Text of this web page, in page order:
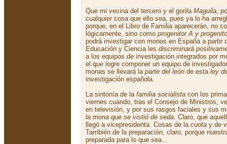
Que mi vecina del tercero y el gorila Maguila,
cualquier cosa que ello sea, pues ya lo ha
porque, en el Libro de Familia aparecerán, no
lógicamente, sino como progenitor A y
podrá investigar con monos en España a partir
Educación y Ciencia les discriminará
a los equipos de investigación integrados por
el que logre componer un equipo de
monas se llevará la parte del león de esta ley
investigación española.
La sintonía de la familia socialista con los
viernes cuando, tras el Consejo de Ministros,
en televisión, y por sus rasgos faciales y sus
la mona que se vistió de seda. Claro, que
llegó a vicepresidenta. Cosas de la cuota y de
También de la preparación, claro, porque
preparada para lo que sea...